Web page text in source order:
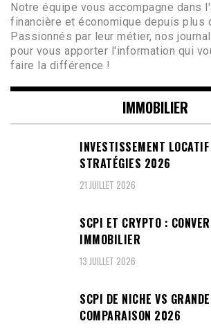
Notre équipe vous accompagne dans
financière et économique depuis plus
Passionnés par leur métier, nos
pour vous apporter l'information qui
faire la différence !
IMMOBILIER
INVESTISSEMENT
STRATÉGIES 2026
21 JUILLET 2026
SCPI ET CRYPTO :
IMMOBILIER
13 JUILLET 2026
SCPI DE NICHE VS
COMPARAISON 2026